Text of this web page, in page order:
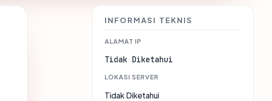
INFORMASI TEKNIS
ALAMAT IP
Tidak Diketahui
LOKASI SERVER
Tidak Diketahui